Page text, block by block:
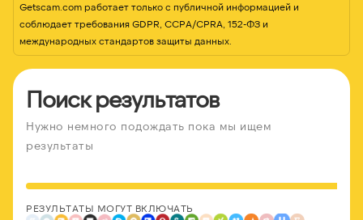
Getscam.com работает только с публичной информацией и
соблюдает требования GDPR, CCPA/CPRA, 152-ФЗ и
международных стандартов защиты данных.
Поиск результатов
Нужно немного подождать пока мы ищем
результаты
РЕЗУЛЬТАТЫ МОГУТ ВКЛЮЧАТЬ